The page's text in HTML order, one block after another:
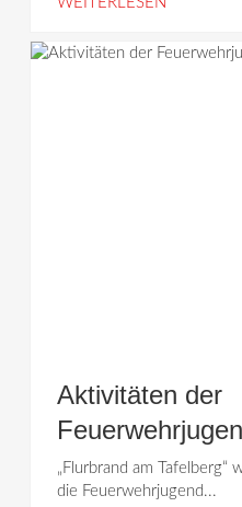
Aktivitäten der
„Flurbrand am Tafelberg“
die Feuerwehrjugend...